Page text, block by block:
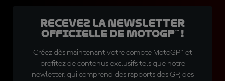
Recevez la Newsletter
officielle de MotoGP™ !
Créez dès maintenant votre compte MotoGP™ et
profitez de contenus exclusifs tels que notre
newletter, qui comprend des rapports des GP, des